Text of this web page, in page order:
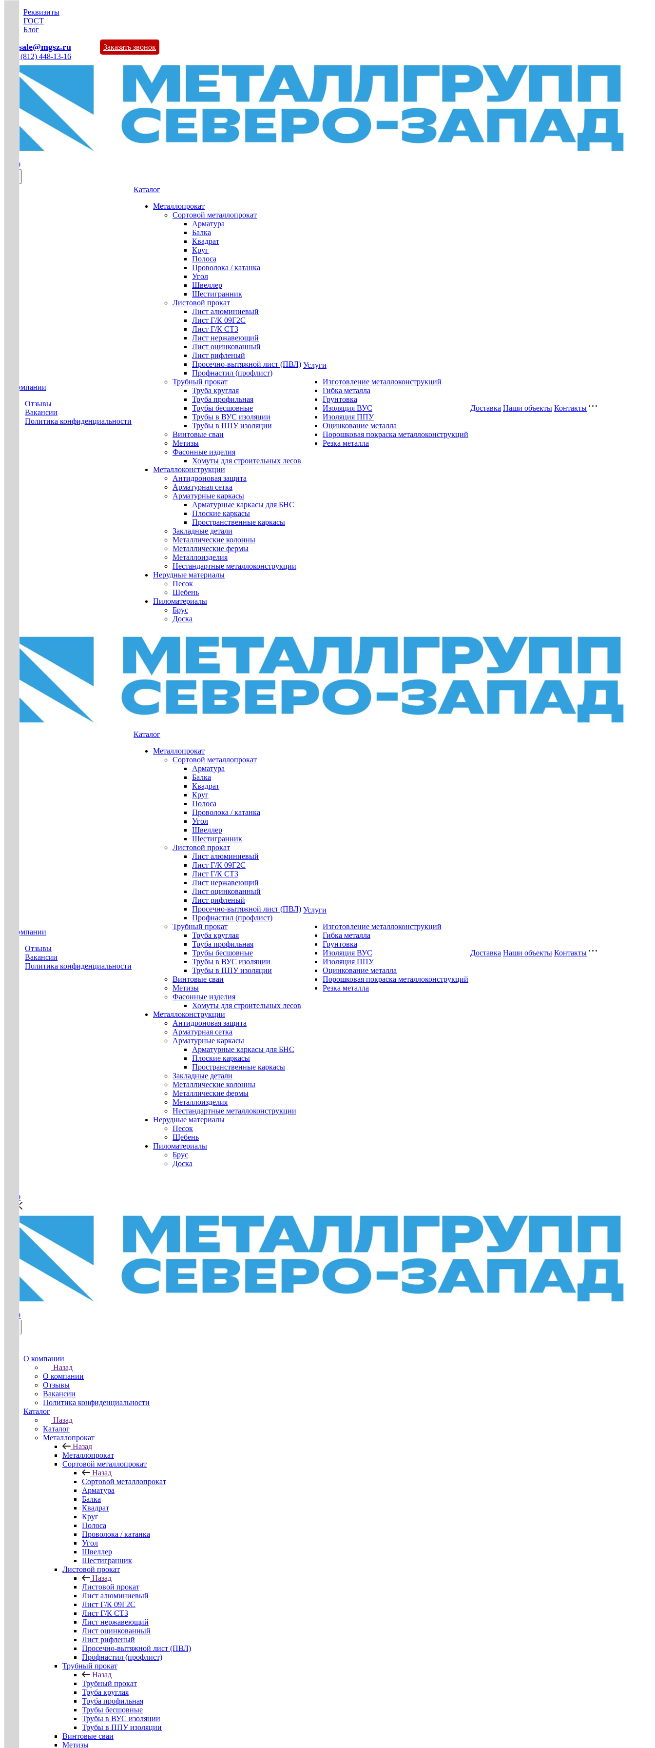
Реквизиты
ГОСТ
Блог
mg-sale@mgsz.ru
Заказать звонок
+7 (812) 448-13-16
0
О компании
Отзывы
Вакансии
Политика конфиденциальности
Каталог
Металлопрокат
Сортовой металлопрокат
Арматура
Балка
Квадрат
Круг
Полоса
Проволока / катанка
Угол
Швеллер
Шестигранник
Листовой прокат
Лист алюминиевый
Лист Г/К 09Г2С
Лист Г/К СТ3
Лист нержавеющий
Лист оцинкованный
Лист рифленый
Просечно-вытяжной лист (ПВЛ)
Профнастил (профлист)
Трубный прокат
Труба круглая
Труба профильная
Трубы бесшовные
Трубы в ВУС изоляции
Трубы в ППУ изоляции
Винтовые сваи
Метизы
Фасонные изделия
Хомуты для строительных лесов
Металлоконструкции
Антидроновая защита
Арматурная сетка
Арматурные каркасы
Арматурные каркасы для БНС
Плоские каркасы
Пространственные каркасы
Закладные детали
Металлические колонны
Металлические фермы
Металлоизделия
Нестандартные металлоконструкции
Нерудные материалы
Песок
Щебень
Пиломатериалы
Брус
Доска
Услуги
Изготовление металлоконструкций
Гибка металла
Грунтовка
Изоляция ВУС
Изоляция ППУ
Оцинкование металла
Порошковая покраска металлоконструкций
Резка металла
Доставка Наши объекты Контакты
О компании
Отзывы
Вакансии
Политика конфиденциальности
Каталог
Металлопрокат
Сортовой металлопрокат
Арматура
Балка
Квадрат
Круг
Полоса
Проволока / катанка
Угол
Швеллер
Шестигранник
Листовой прокат
Лист алюминиевый
Лист Г/К 09Г2С
Лист Г/К СТ3
Лист нержавеющий
Лист оцинкованный
Лист рифленый
Просечно-вытяжной лист (ПВЛ)
Профнастил (профлист)
Трубный прокат
Труба круглая
Труба профильная
Трубы бесшовные
Трубы в ВУС изоляции
Трубы в ППУ изоляции
Винтовые сваи
Метизы
Фасонные изделия
Хомуты для строительных лесов
Металлоконструкции
Антидроновая защита
Арматурная сетка
Арматурные каркасы
Арматурные каркасы для БНС
Плоские каркасы
Пространственные каркасы
Закладные детали
Металлические колонны
Металлические фермы
Металлоизделия
Нестандартные металлоконструкции
Нерудные материалы
Песок
Щебень
Пиломатериалы
Брус
Доска
Услуги
Изготовление металлоконструкций
Гибка металла
Грунтовка
Изоляция ВУС
Изоляция ППУ
Оцинкование металла
Порошковая покраска металлоконструкций
Резка металла
Доставка Наши объекты Контакты
0
0
О компании
Назад
О компании
Отзывы
Вакансии
Политика конфиденциальности
Каталог
Назад
Каталог
Металлопрокат
Назад
Металлопрокат
Сортовой металлопрокат
Назад
Сортовой металлопрокат
Арматура
Балка
Квадрат
Круг
Полоса
Проволока / катанка
Угол
Швеллер
Шестигранник
Листовой прокат
Назад
Листовой прокат
Лист алюминиевый
Лист Г/К 09Г2С
Лист Г/К СТ3
Лист нержавеющий
Лист оцинкованный
Лист рифленый
Просечно-вытяжной лист (ПВЛ)
Профнастил (профлист)
Трубный прокат
Назад
Трубный прокат
Труба круглая
Труба профильная
Трубы бесшовные
Трубы в ВУС изоляции
Трубы в ППУ изоляции
Винтовые сваи
Метизы